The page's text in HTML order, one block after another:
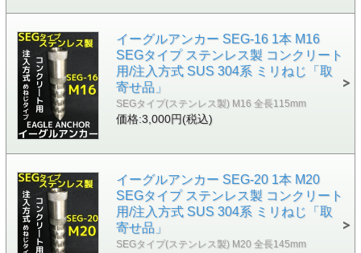
イーグルアンカー SEG-16 1本 M16
SEGタイプ ステンレス製 コンクリート
用/注入方式 SUS 304系 ミリねじ「取
寄せ品」
SEGタイプ(ステンレス製) M16 全長115mm
価格:3,000円(税込)
イーグルアンカー SEG-20 1本 M20
SEGタイプ ステンレス製 コンクリート
用/注入方式 SUS 304系 ミリねじ「取
寄せ品」
SEGタイプ(ステンレス製) M20 全長145mm